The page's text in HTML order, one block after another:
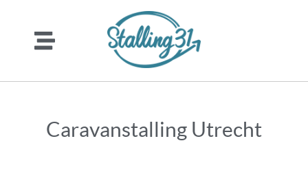
Caravanstalling Utrecht